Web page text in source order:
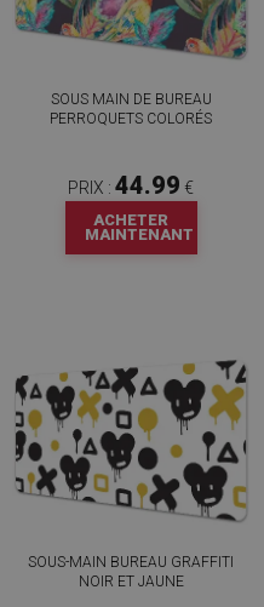
SOUS MAIN DE BUREAU
PERROQUETS COLORÉS
PRIX : 44.99 €
ACHETER
MAINTENANT
SOUS-MAIN BUREAU GRAFFITI
NOIR ET JAUNE